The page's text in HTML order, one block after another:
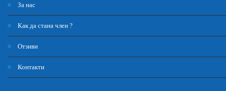
За нас
Как да стана член ?
Отзиви
Контакти